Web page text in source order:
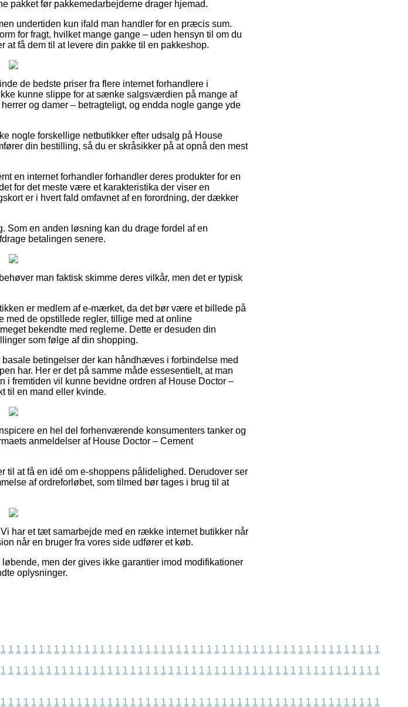
pakket før pakkemedarbejderne drager hjemad.
undertiden kun ifald man handler for en præcis sum.
for fragt, hvilket mange gange – uden hensyn til om du
at få dem til at levere din pakke til en pakkeshop.
de bedste priser fra flere internet forhandlere i
kunne slippe for at sænke salgsværdien på mange af
og damer – betragteligt, og endda nogle gange yde
nogle forskellige netbutikker efter udsalg på House
din bestilling, så du er skråsikker på at opnå den mest
en internet forhandler forhandler deres produkter for en
for det meste være et karakteristika der viser en
er i hvert fald omfavnet af en forordning, der dækker
Som en anden løsning kan du drage fordel af en
betalingen senere.
man faktisk skimme deres vilkår, men det er typisk
er medlem af e-mærket, da det bør være et billede på
med de opstillede regler, tillige med at online
bekendte med reglerne. Dette er desuden din
som følge af din shopping.
betingelser der kan håndhæves i forbindelse med
har. Her er det på samme måde essesentielt, at man
i fremtiden vil kunne bevidne ordren af House Doctor –
til en mand eller kvinde.
en hel del forhenværende konsumenters tanker og
anmeldelser af House Doctor – Cement
at få en idé om e-shoppens pålidelighed. Derudover ser
af ordreforløbet, som tilmed bør tages i brug til at
har et tæt samarbejde med en række internet butikker når
når en bruger fra vores side udfører et køb.
men der gives ikke garantier imod modifikationer
oplysninger.
1 1 1 1 1 1 1 1 1 1 1 1 1 1 1 1 1 1 1 1 1 1 1 1 1 1 1 1 1 1 1 1 1 1 1 1 1 1 1 1 1 1 1 1 1 1 1 1 1 1
1 1 1 1 1 1 1 1 1 1 1 1 1 1 1 1 1 1 1 1 1 1 1 1 1 1 1 1 1 1 1 1 1 1 1 1 1 1 1 1 1 1 1 1 1 1 1 1 1 1
1 1 1 1 1 1 1 1 1 1 1 1 1 1 1 1 1 1 1 1 1 1 1 1 1 1 1 1 1 1 1 1 1 1 1 1 1 1 1 1 1 1 1 1 1 1 1 1 1 1